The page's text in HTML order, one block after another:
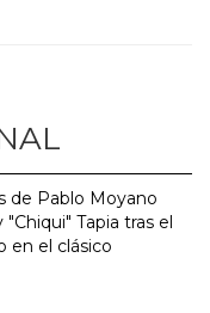
de Pablo Moyano
"Chiqui" Tapia tras el
en el clásico